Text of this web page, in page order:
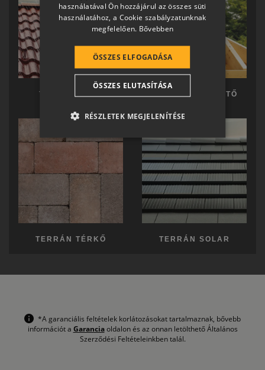
TERRÁN TETŐ TERRÁN KÉSZTETŐ
TERRÁN TÉRKŐ TERRÁN SOLAR
*A garanciális feltételek korlátozásokat tartalmaznak, bővebb
információt a Garanciaoldalon és az onnan letölthető Általános
Szerződési Feltételeinkben talál.
GERMAN
ROMANIAN
CROATIAN
SR
RO-HU
ITALIAN
használatával Ön hozzájárul az összes süti
használatához, a Cookie szabályzatunknak
megfelelően. Bővebben
ÖSSZES ELFOGADÁSA
ÖSSZES ELUTASÍTÁSA
RÉSZLETEK MEGJELENÍTÉSE